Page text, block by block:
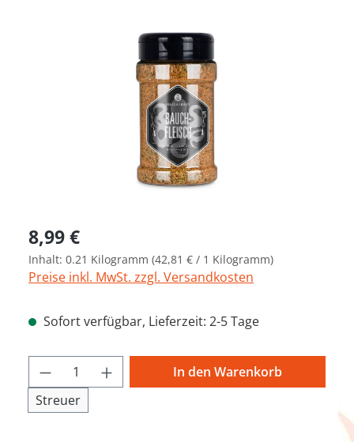
Bildergalerie überspringen
Regulärer Preis:
8,99 €
Inhalt: 0.21 Kilogramm (42,81 € / 1 Kilogramm)
Preise inkl. MwSt. zzgl. Versandkosten
Sofort verfügbar, Lieferzeit: 2-5 Tage
Produkt Anzahl: Gib den
Streuer
In den Warenkorb